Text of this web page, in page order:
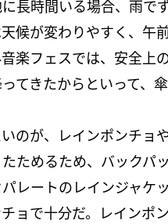
長時間いる場合、雨で
候が変わりやすく、午
楽フェスでは、安全上
てきたからといって、
のが、レインポンチョ
ためるため、バックパ
レートのレインジャケ
ョで十分だ。レインポ